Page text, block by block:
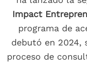
Impact
programa de
debutó en 2024,
proceso de